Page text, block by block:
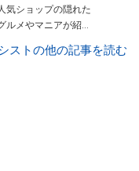
気ショップの隠れた
ルメやマニアが紹介
います。毎日トレン
ストの他の記事を読む